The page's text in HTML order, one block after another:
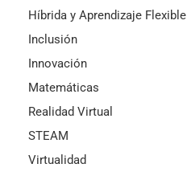
Híbrida y Aprendizaje Flexible
Inclusión
Innovación
Matemáticas
Realidad Virtual
STEAM
Virtualidad